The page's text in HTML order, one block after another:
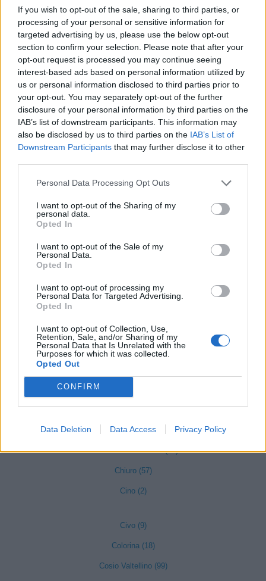
If you wish to opt-out of the sale, sharing to third parties, or
processing of your personal or sensitive information for
targeted advertising by us, please use the below opt-out
section to confirm your selection. Please note that after your
opt-out request is processed you may continue seeing
interest-based ads based on personal information utilized by
us or personal information disclosed to third parties prior to
your opt-out. You may separately opt-out of the further
disclosure of your personal information by third parties on the
IAB’s list of downstream participants. This information may
also be disclosed by us to third parties on the IAB’s List of
Downstream Participants that may further disclose it to other
Personal Data Processing Opt Outs
I want to opt-out of the Sharing of my
personal data.
Opted In
I want to opt-out of the Sale of my
Personal Data.
Opted In
I want to opt-out of processing my
Personal Data for Targeted Advertising.
Opted In
I want to opt-out of Collection, Use,
Retention, Sale, and/or Sharing of my
Personal Data that Is Unrelated with the
Purposes for which it was collected.
Opted Out
CONFIRM
Data Deletion Data Access Privacy Policy
1 2 3 4 5
Visualizza tutti i comuni della
provincia di Sondrio
Albosaggia (35)
Andalo Valtellino (16)
Aprica (58)
Ardenno (38)
Berbenno di Valtellina (65)
Bormio (197)
Caiolo (21)
Caspoggio (16)
Castello dell'Acqua (4)
Chiavenna (138)
Chiesa in Valmalenco (56)
Chiuro (57)
Cino (2)
Civo (9)
Colorina (18)
Cosio Valtellino (99)